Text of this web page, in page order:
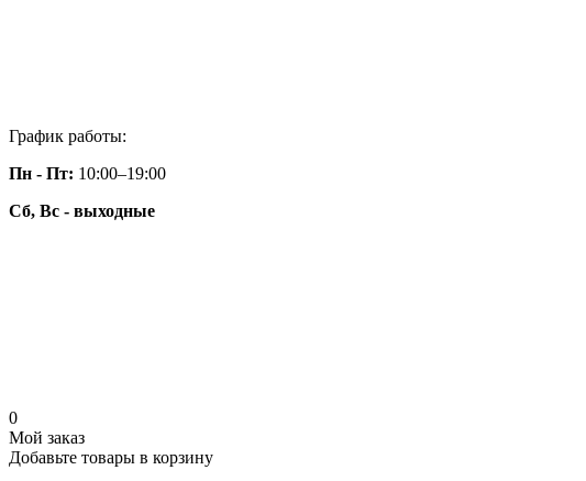
График работы:
Пн - Пт: 10:00–19:00
Сб, Вс - выходные
0
Мой заказ
Добавьте товары в корзину